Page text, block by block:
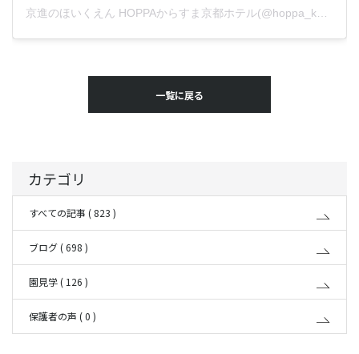
一覧に戻る
カテゴリ
すべての記事 ( 823 )
ブログ ( 698 )
園見学 ( 126 )
保護者の声 ( 0 )